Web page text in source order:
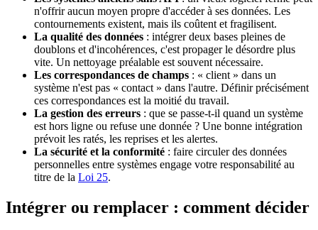
n'offrir aucun moyen propre d'accéder à ses données. Les
contournements existent, mais ils coûtent et fragilisent.
La qualité des données : intégrer deux bases pleines de
doublons et d'incohérences, c'est propager le désordre plus
vite. Un nettoyage préalable est souvent nécessaire.
Les correspondances de champs : « client » dans un
système n'est pas « contact » dans l'autre. Définir précisément
ces correspondances est la moitié du travail.
La gestion des erreurs : que se passe-t-il quand un système
est hors ligne ou refuse une donnée ? Une bonne intégration
prévoit les ratés, les reprises et les alertes.
La sécurité et la conformité : faire circuler des données
personnelles entre systèmes engage votre responsabilité au
titre de la Loi 25.
Intégrer ou remplacer : comment décider